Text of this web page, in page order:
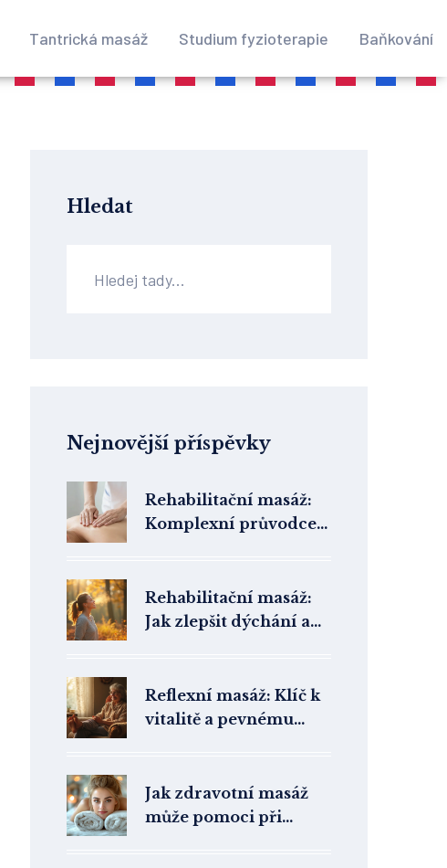
Tantrická masáž Studium fyzioterapie Baňkování
Hledat
Nejnovější příspěvky
Rehabilitační masáž:
Komplexní průvodce
Rehabilitační masáž:
Jak zlepšit dýchání a
Reflexní masáž: Klíč k
vitalitě a pevnému
Jak zdravotní masáž
může pomoci při